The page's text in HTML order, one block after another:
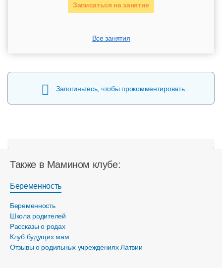
Записаться на занятие
Все занятия
Залогиньтесь, чтобы прокомментировать
Также в Мамином клубе:
Беременность
Беременность
Школа родителей
Рассказы о родах
Клуб будущих мам
Отзывы о родильных учреждениях Латвии